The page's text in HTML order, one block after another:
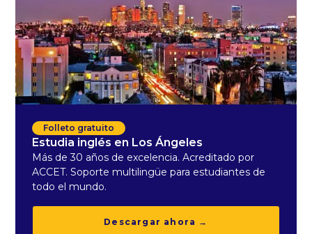
Folleto gratuito
Estudia inglés en Los Ángeles
Más de 30 años de excelencia. Acreditado por
ACCET. Soporte multilingüe para estudiantes de
todo el mundo.
Descargar ahora →